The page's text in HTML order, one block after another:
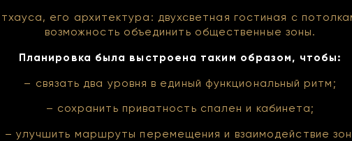
его архитектура: двухсветная гостиная с
возможность объединить общественные зоны.
Планировка была выстроена таким образом, чтобы:
– связать два уровня в единый функциональный ритм;
– сохранить приватность спален и кабинета;
– улучшить маршруты перемещения и взаимодействие